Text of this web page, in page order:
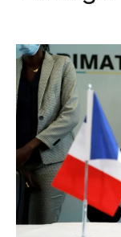
b
o
o
k
itt